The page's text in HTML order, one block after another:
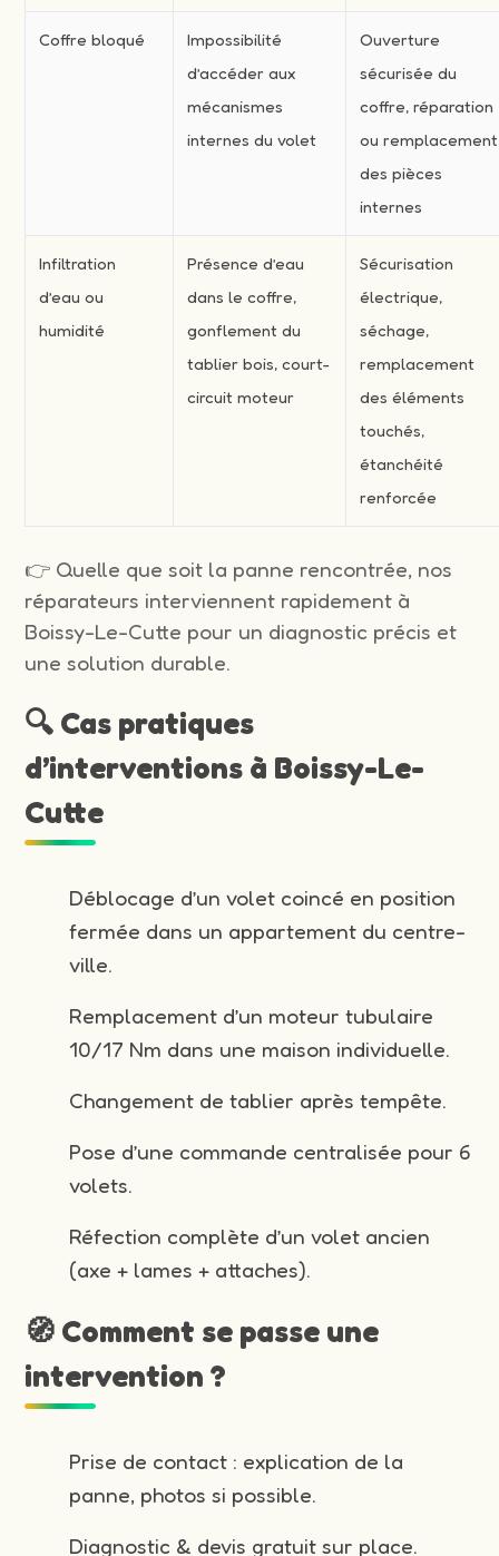
Coffre bloqué
Impossibilité
d’accéder aux
mécanismes
internes du volet
Ouverture
sécurisée du
coffre, réparation
ou remplacement
des pièces
internes
Infiltration
d’eau ou
humidité
Présence d’eau
dans le coffre,
gonflement du
tablier bois, court-
circuit moteur
Sécurisation
électrique,
séchage,
remplacement
des éléments
touchés,
étanchéité
renforcée
👉 Quelle que soit la panne rencontrée, nos
réparateurs interviennent rapidement à
Boissy-Le-Cutte pour un diagnostic précis et
une solution durable.
🔍 Cas pratiques
d’interventions à Boissy-Le-
Cutte
Déblocage d’un volet coincé en position
fermée dans un appartement du centre-
ville.
Remplacement d’un moteur tubulaire
10/17 Nm dans une maison individuelle.
Changement de tablier après tempête.
Pose d’une commande centralisée pour 6
volets.
Réfection complète d’un volet ancien
(axe + lames + attaches).
🧭 Comment se passe une
intervention ?
Prise de contact : explication de la
panne, photos si possible.
Diagnostic & devis gratuit sur place.